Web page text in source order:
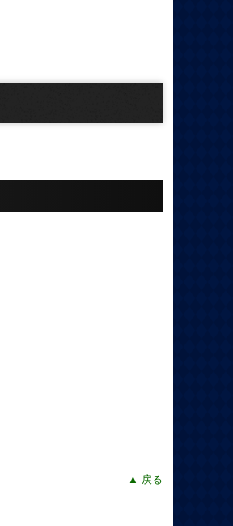
▲ 戻る